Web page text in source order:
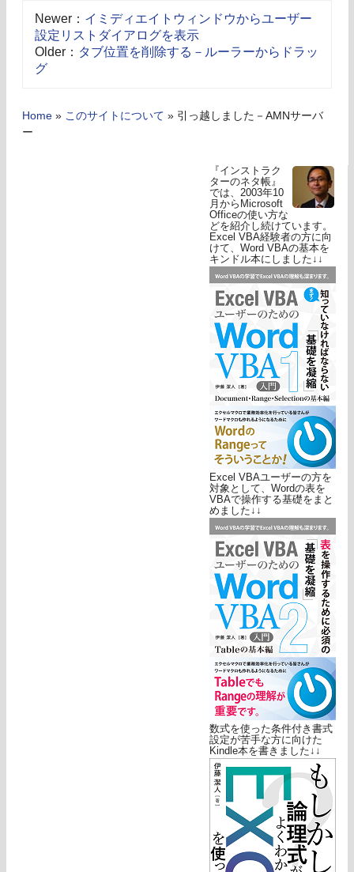
Newer： イミディエイトウィンドウからユーザー
設定リストダイアログを表示
Older： タブ位置を削除する－ルーラーからドラッ
グ
Home » このサイトについて » 引っ越しました－AMNサーバ
ー
『インストラク
ターのネタ帳』
では、2003年10
月からMicrosoft
Officeの使い方な
どを紹介し続けています。
Excel VBA経験者の方に向
けて、Word VBAの基本を
キンドル本にしました↓↓
Excel VBAユーザーの方を
対象として、Wordの表を
VBAで操作する基礎をまと
めました↓↓
数式を使った条件付き書式
設定が苦手な方に向けた
Kindle本を書きました↓↓